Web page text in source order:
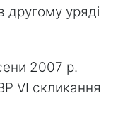
другому уряді
2007 р.
VI скликання